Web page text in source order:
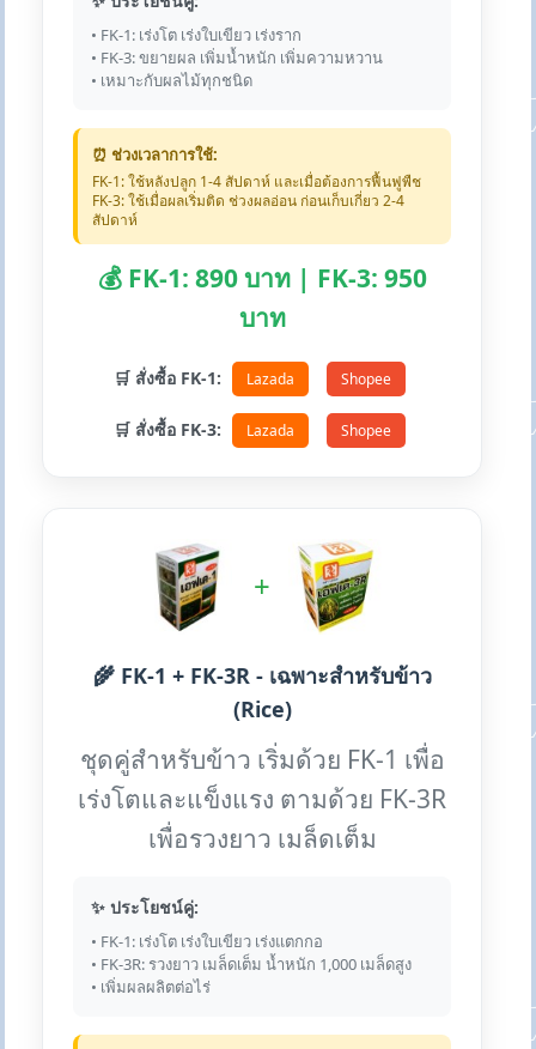
• FK-1: เร่งโต เร่งใบเขียว เร่งราก
• FK-3: ขยายผล เพิ่มน้ำหนัก เพิ่มความหวาน
• เหมาะกับผลไม้ทุกชนิด
⏰ ช่วงเวลาการใช้:
FK-1: ใช้หลังปลูก 1-4 สัปดาห์ และเมื่อต้องการฟื้นฟูพืช
FK-3: ใช้เมื่อผลเริ่มติด ช่วงผลอ่อน ก่อนเก็บเกี่ยว 2-4
สัปดาห์
💰 FK-1: 890 บาท | FK-3: 950
บาท
🛒 สั่งซื้อ FK-1: Lazada Shopee
🛒 สั่งซื้อ FK-3: Lazada Shopee
+
🌾 FK-1 + FK-3R - เฉพาะสำหรับข้าว
(Rice)
ชุดคู่สำหรับข้าว เริ่มด้วย FK-1 เพื่อ
เร่งโตและแข็งแรง ตามด้วย FK-3R
เพื่อรวงยาว เมล็ดเต็ม
✨ ประโยชน์คู่:
• FK-1: เร่งโต เร่งใบเขียว เร่งแตกกอ
• FK-3R: รวงยาว เมล็ดเต็ม น้ำหนัก 1,000 เมล็ดสูง
• เพิ่มผลผลิตต่อไร่